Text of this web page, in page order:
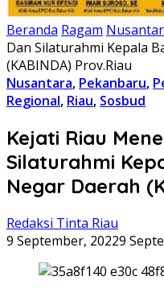
Beranda Ragam
Dan Silaturahmi Kepala
(KABINDA) Prov.Riau
Nusantara, Pekanbaru,
Regional, Riau, Sosbud
Kejati Riau
Silaturahmi
Negar Daerah
Redaksi Tinta Riau
9 September, 20229